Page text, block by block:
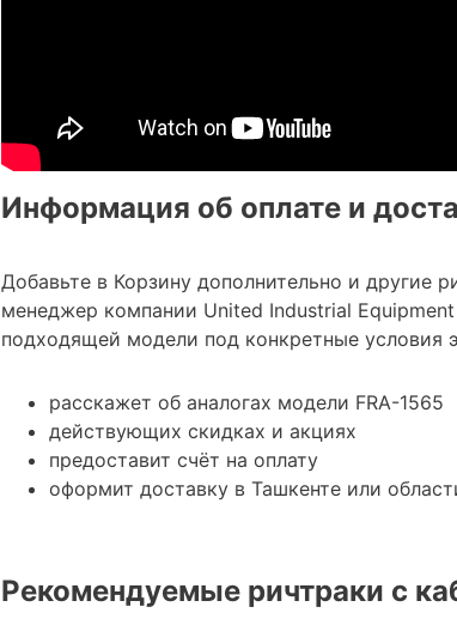
Информация об оплате и
Добавьте в Корзину дополнительно и другие
менеджер компании United Industrial
подходящей модели под конкретные условия
расскажет об аналогах модели FRA-1565
действующих скидках и акциях
предоставит счёт на оплату
оформит доставку в Ташкенте или
Рекомендуемые ричтраки с